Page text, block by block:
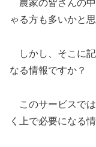
農家の皆さんの中
ゃる方も多いかと思
しかし、そこに記
なる情報ですか？
このサービスで
く上で必要になる